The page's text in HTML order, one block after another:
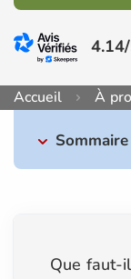
Accueil À
Sommaire
Que faut-